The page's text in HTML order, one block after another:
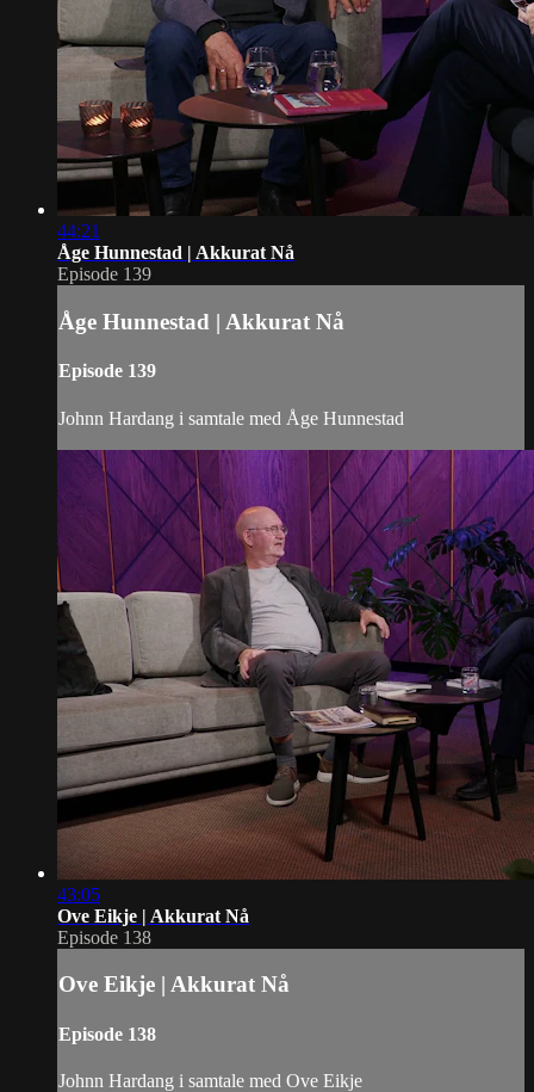
44:21
Åge Hunnestad | Akkurat Nå
Episode 139
Åge Hunnestad | Akkurat Nå
Episode 139
Johnn Hardang i samtale med Åge Hunnestad
43:05
Ove Eikje | Akkurat Nå
Episode 138
Ove Eikje | Akkurat Nå
Episode 138
Johnn Hardang i samtale med Ove Eikje